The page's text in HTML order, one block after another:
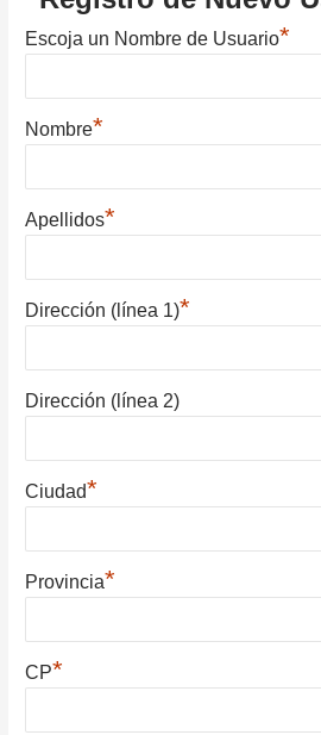
Escoja un Nombre de Usuario*
Nombre*
Apellidos*
Dirección (línea 1)*
Dirección (línea 2)
Ciudad*
Provincia*
CP*